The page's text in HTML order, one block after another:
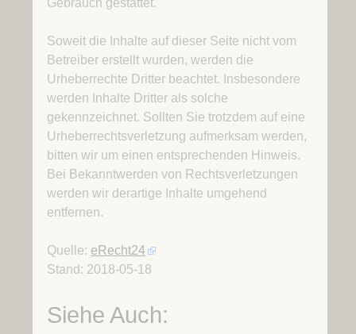
Gebrauch gestattet.
Soweit die Inhalte auf dieser Seite nicht vom
Betreiber erstellt wurden, werden die
Urheberrechte Dritter beachtet. Insbesondere
werden Inhalte Dritter als solche
gekennzeichnet. Sollten Sie trotzdem auf eine
Urheberrechtsverletzung aufmerksam werden,
bitten wir um einen entsprechenden Hinweis.
Bei Bekanntwerden von Rechtsverletzungen
werden wir derartige Inhalte umgehend
entfernen.
Quelle: eRecht24
Stand: 2018-05-18
Siehe Auch: